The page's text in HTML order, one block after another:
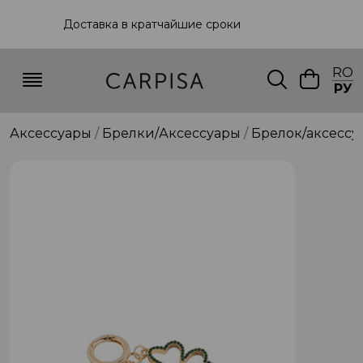
Доставка в кратчайшие сроки
RO
РУ
Аксессуары Брелки/Аксессуары Брелок/